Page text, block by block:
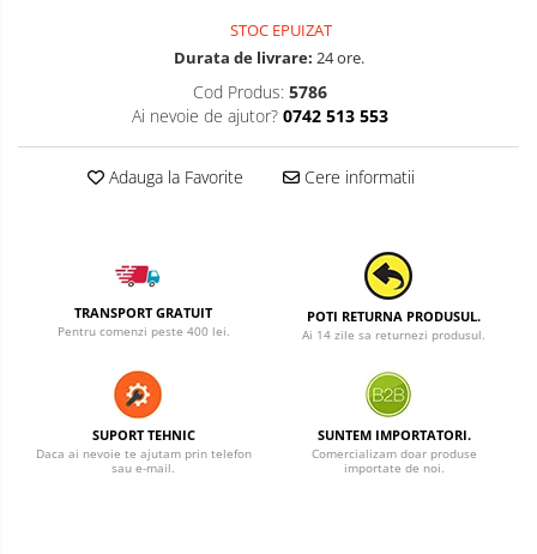
STOC EPUIZAT
Durata de livrare: 24 ore.
Cod Produs: 5786
Ai nevoie de ajutor? 0742 513 553
Adauga la Favorite Cere informatii
TRANSPORT GRATUIT
Pentru comenzi peste 400 lei.
POTI RETURNA PRODUSUL.
Ai 14 zile sa returnezi produsul.
SUPORT TEHNIC
Daca ai nevoie te ajutam prin telefon
sau e-mail.
SUNTEM IMPORTATORI.
Comercializam doar produse
importate de noi.